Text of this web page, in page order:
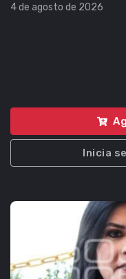
4 de agosto de 2026
Inicia